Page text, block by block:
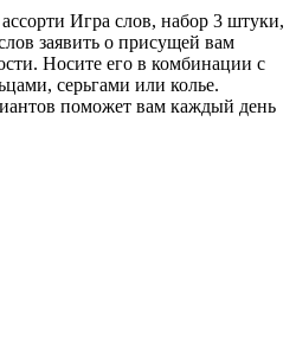
Игра слов, набор 3 штуки,
заявить о присущей вам
Носите его в комбинации с
серьгами или колье.
поможет вам каждый день